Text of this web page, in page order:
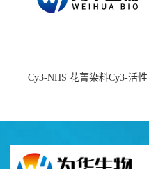
Cy3-NHS 花菁染料Cy3-活性